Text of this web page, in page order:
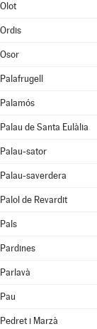
Olot
Ordis
Osor
Palafrugell
Palamós
Palau de Santa Eulàlia
Palau-sator
Palau-saverdera
Palol de Revardit
Pals
Pardines
Parlavà
Pau
Pedret i Marzà